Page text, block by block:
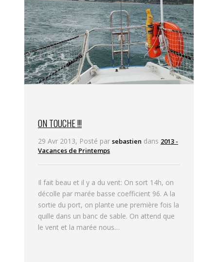
ON TOUCHE !!!
29 Avr 2013, Posté par sebastien dans 2013 -
Vacances de Printemps
Il fait beau et il y a du vent: On sort 14h, on
décolle par marée basse coefficient 96. A la
sortie du port, on plante une première fois la
quille dans un banc de sable. On attend que
le vent et la marée nous…